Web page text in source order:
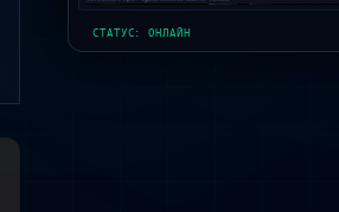
СТАТУС: ОНЛАЙН